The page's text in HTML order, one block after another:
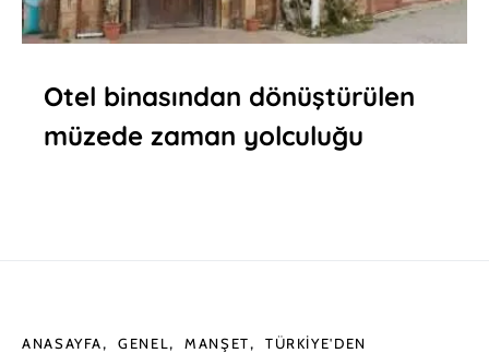
Otel binasından dönüştürülen
müzede zaman yolculuğu
ANASAYFA GENEL MANŞET TÜRKIYE'DEN